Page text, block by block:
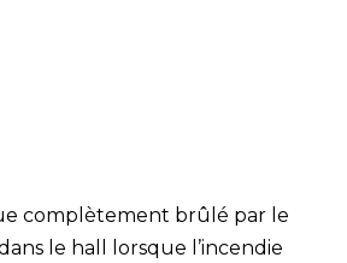
complètement brûlé par le
le hall lorsque l’incendie